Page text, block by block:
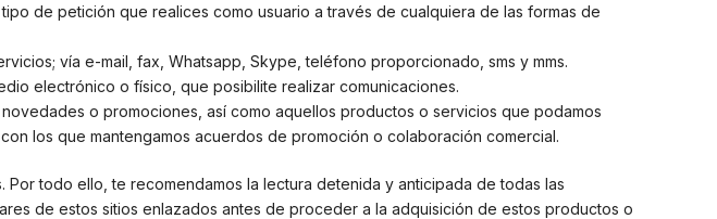
de petición que realices como usuario a través de cualquiera de las formas de
vía e-mail, fax, Whatsapp, Skype, teléfono proporcionado, sms y mms.
electrónico o físico, que posibilite realizar comunicaciones.
o promociones, así como aquellos productos o servicios que podamos
los que mantengamos acuerdos de promoción o colaboración comercial.
todo ello, te recomendamos la lectura detenida y anticipada de todas las
de estos sitios enlazados antes de proceder a la adquisición de estos productos o